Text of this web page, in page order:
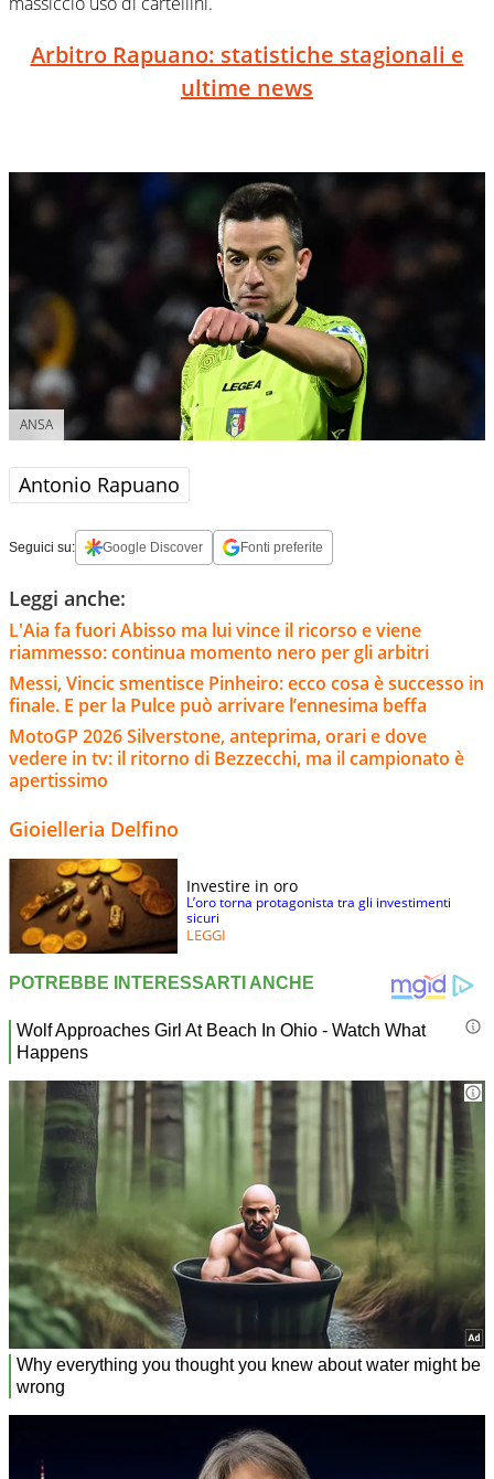
Arbitro Rapuano: statistiche stagionali e
ultime news
ANSA
Antonio Rapuano
Seguici su: Google Discover Fonti preferite
Leggi anche:
L'Aia fa fuori Abisso ma lui vince il ricorso e viene
riammesso: continua momento nero per gli arbitri
Messi, Vincic smentisce Pinheiro: ecco cosa è successo in
finale. E per la Pulce può arrivare l’ennesima beffa
MotoGP 2026 Silverstone, anteprima, orari e dove
vedere in tv: il ritorno di Bezzecchi, ma il campionato è
apertissimo
Gioielleria Delfino
Investire in oro
L’oro torna protagonista tra gli investimenti
sicuri
LEGGI